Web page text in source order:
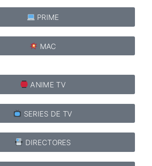
PRIME
MAC
ANIME TV
SERIES DE TV
DIRECTORES